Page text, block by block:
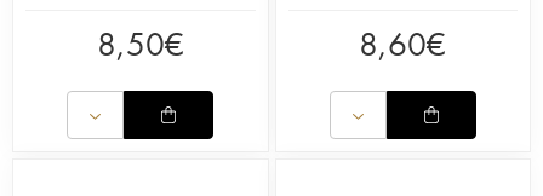
8,50€ 8,60€